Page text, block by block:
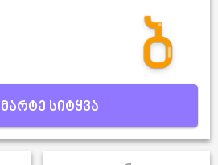
სიტყვა